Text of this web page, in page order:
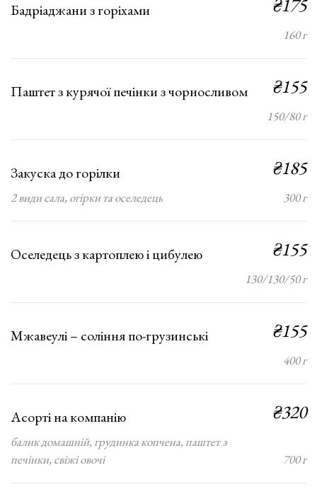
Бадріаджани з горіхами ₴175
160 г
Паштет з курячої печінки з чорносливом ₴155
150/80 г
Закуска до горілки ₴185
2 види сала, огірки та оселедець 300 г
Оселедець з картоплею і цибулею ₴155
130/130/50 г
Мжавеулі – соління по-грузинські ₴155
400 г
Асорті на компанію ₴320
балик домашній, грудинка копчена, паштет з
печінки, свіжі овочі
700 г